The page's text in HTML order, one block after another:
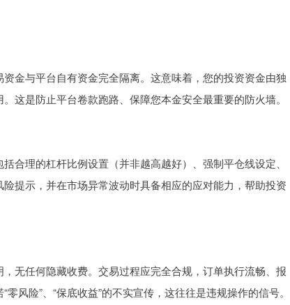
金与平台自有资金完全隔离。这意味着，您的投资资金由独
这是防止平台卷款跑路、保障您本金安全最重要的防火墙。
合理的杠杆比例设置（并非越高越好）、强制平仓线设定、
提示，并在市场异常波动时具备相应的应对能力，帮助投资
无任何隐藏收费。交易过程应完全合规，订单执行流畅、报
风险”、“保底收益”的不实宣传，这往往是违规操作的信号。